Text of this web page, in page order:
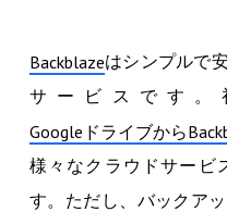
Backblazeはシンプルで
サービスです。
Googleドライブから
様々なクラウドサービ
す。ただし、バックア